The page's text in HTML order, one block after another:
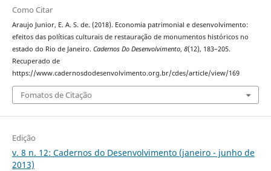
Como Citar
Araujo Junior, E. A. S. de. (2018). Economia patrimonial e desenvolvimento:
efeitos das políticas culturais de restauração de monumentos históricos no
estado do Rio de Janeiro. Cadernos Do Desenvolvimento, 8(12), 183–205.
Recuperado de
https://www.cadernosdodesenvolvimento.org.br/cdes/article/view/169
Fomatos de Citação
Edição
v. 8 n. 12: Cadernos do Desenvolvimento (janeiro - junho de
2013)